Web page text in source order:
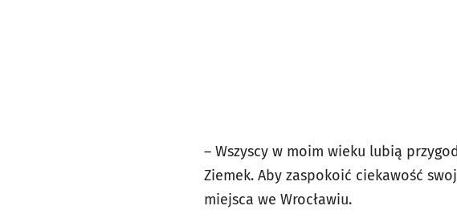
– Wszyscy w moim wieku lubią
Ziemek. Aby zaspokoić ciekawość
miejsca we Wrocławiu.